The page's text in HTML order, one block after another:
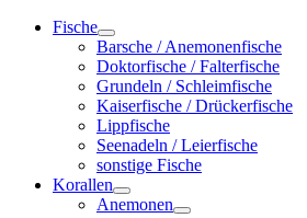
Fische
Barsche / Anemonenfische
Doktorfische / Falterfische
Grundeln / Schleimfische
Kaiserfische / Drückerfische
Lippfische
Seenadeln / Leierfische
sonstige Fische
Korallen
Anemonen